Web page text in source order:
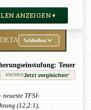
ANZEIGEN ▾
DETA Schließen
Teuer
ANZEIGEJetzt vergleichen*
TFSI-
(12,2:1),